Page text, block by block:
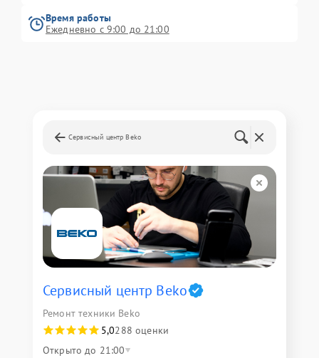
Время работы
Ежедневно с 9:00 до 21:00
Сервисный центр Beko
Сервисный центр Beko
Ремонт техники Beko
5,0288 оценки
Открыто до 21:00